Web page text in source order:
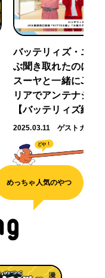
バッテリィズ・エー
ぶ聞き取れたのに～
スーヤと一緒にJR
リアでアンテナショ
【バッテリィズ編】
2025.03.11 ゲストガイド
どや！
めっちゃ人気のやつ